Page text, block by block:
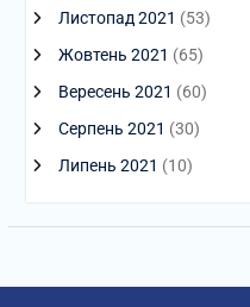
Листопад 2021 (53)
Жовтень 2021 (65)
Вересень 2021 (60)
Серпень 2021 (30)
Липень 2021 (10)